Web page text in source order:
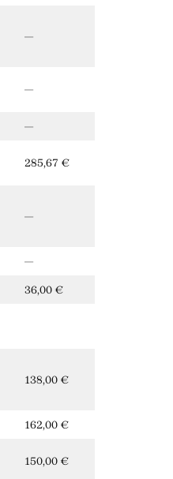
—
—
—
285,67 €
—
—
36,00 €
138,00 €
162,00 €
150,00 €